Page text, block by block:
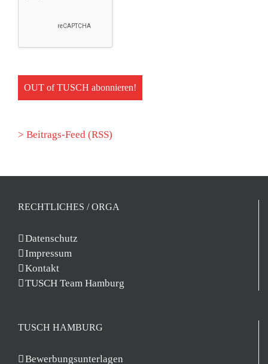
> Beitrags-Feed (RSS)
RECHTLICHES / ORGA
Datenschutz
Impressum
Kontakt
TUSCH Team Hamburg
TUSCH HAMBURG
Bewerbungsunterlagen